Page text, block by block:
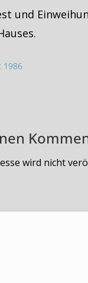
und
1986
wird nicht